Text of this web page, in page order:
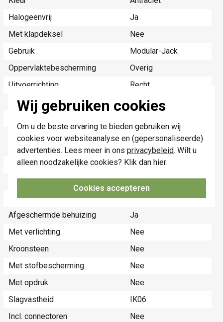
Wij gebruiken cookies
Om u de beste ervaring te bieden gebruiken wij
cookies voor websiteanalyse en (gepersonaliseerde)
advertenties. Lees meer in ons privacybeleid. Wilt u
alleen noodzakelijke cookies? Klik dan hier.
Cookies accepteren
Halogeenvrij
Ja
Met klapdeksel
Nee
Gebruik
Modular-Jack
Oppervlaktebescherming
Overig
Uitvoerrichting
Recht
Materiaalkwaliteit
Overig
Geschikt voor aantal
connectoren
2
Materiaal
Kunststof
Bevestigingswijze
Inklemmen (snap)
Bussen afgeschermd
Ja
Afgeschermde behuizing
Ja
Met verlichting
Nee
Kroonsteen
Nee
Met stofbescherming
Nee
Met opdruk
Nee
Slagvastheid
IK06
Incl. connectoren
Nee